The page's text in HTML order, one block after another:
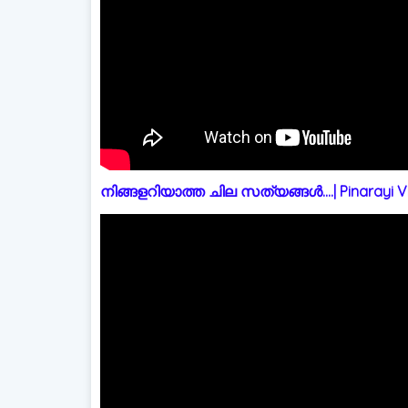
നിങ്ങളറിയാത്ത ചില സത്യങ്ങൾ....| Pinarayi